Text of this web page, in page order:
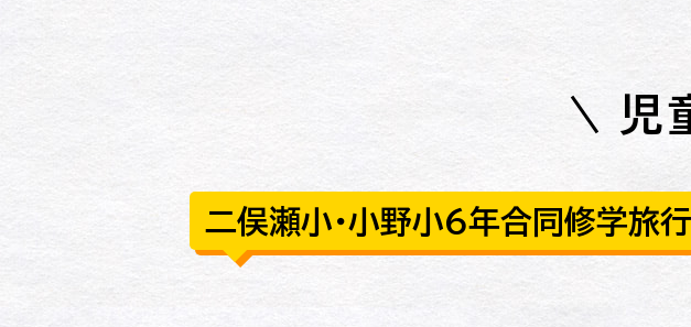
児
二俣瀬小・小野小６年合同修学旅行